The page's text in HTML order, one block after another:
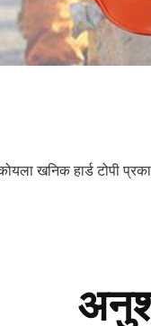
खनिक हार्ड टोपी